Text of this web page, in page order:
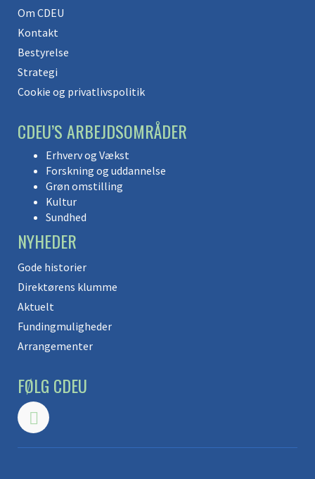
Om CDEU
Kontakt
Bestyrelse
Strategi
Cookie og privatlivspolitik
CDEU’S ARBEJDSOMRÅDER
Erhverv og Vækst
Forskning og uddannelse
Grøn omstilling
Kultur
Sundhed
NYHEDER
Gode historier
Direktørens klumme
Aktuelt
Fundingmuligheder
Arrangementer
FØLG CDEU